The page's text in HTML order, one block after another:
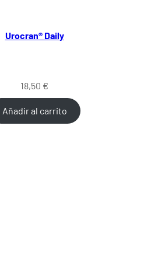
Urocran® Daily
18,50 €
Añadir al carrito